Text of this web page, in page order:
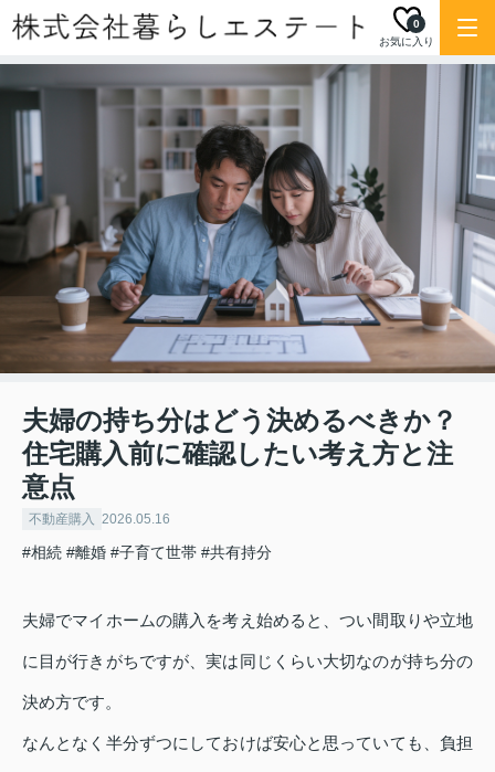
お気に入り
0
夫婦の持ち分はどう決めるべきか？
住宅購入前に確認したい考え方と注
意点
不動産購入 2026.05.16
#相続 #離婚 #子育て世帯 #共有持分
夫婦でマイホームの購入を考え始めると、つい間取りや立地
に目が行きがちですが、実は同じくらい大切なのが持ち分の
決め方です。
なんとなく半分ずつにしておけば安心と思っていても、負担